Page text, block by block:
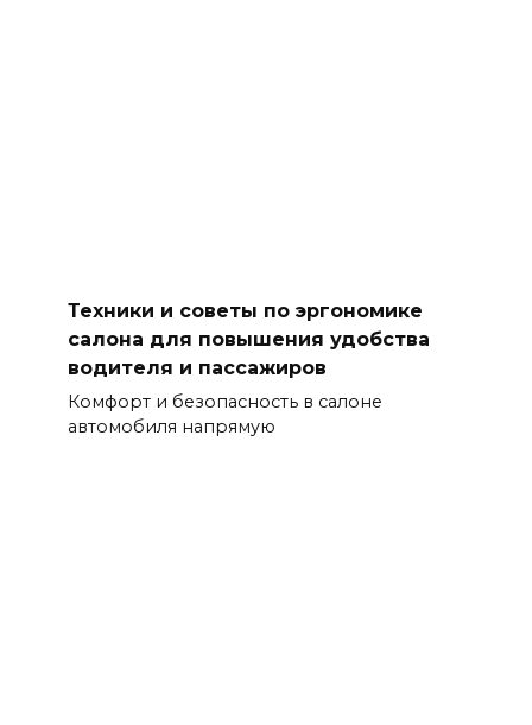
Техники и советы по эргономике
салона для повышения удобства
водителя и пассажиров
Комфорт и безопасность в салоне
автомобиля напрямую